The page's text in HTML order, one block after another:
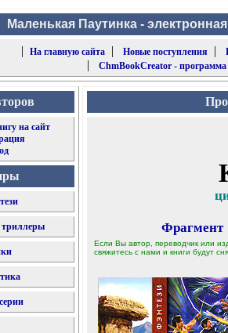
Маленькая Паутинка -
|
На главную сайта| Новые поступления |
| ChmBookCreator -
на сайт
Фрагмент
Если Вы автор, переводчик или
свяжитесь с нами и книги будут